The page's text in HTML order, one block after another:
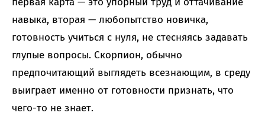
навыка, вторая — любопытство новичка,
готовность учиться с нуля, не стесняясь задавать
глупые вопросы. Скорпион, обычно
предпочитающий выглядеть всезнающим, в среду
выиграет именно от готовности признать, что
чего-то не знает.